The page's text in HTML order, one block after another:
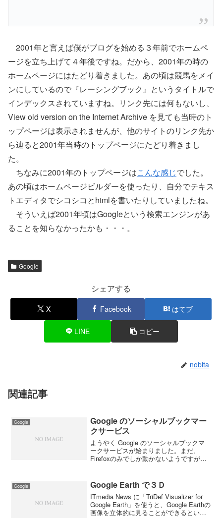
2001年と言えば僕がブログを始める３年前でホームペ
ージを立ち上げて４年後ですね。だから、2001年の時の
ホームページにはたどり着きました。あの頃は競馬をメイ
ンにしているので『レーシングブック』というタイトルで
インデックスされていますね。リンク先には何もないし、
View old version on the Internet Archive を見ても当時のト
ップページは表示されませんが、他のサイトのリンク先か
ら辿ると2001年当時のトップページにたどり着きまし
た。
ちなみに2001年のトップページはこんな感じでした。
あの頃はホームページビルダーを使ったり、自分でテキス
トエディタでシコシコとhtmlを書いたりしていましたね。
そういえば2001年頃はGoogleという検索エンジンがあ
ることを知らなかったかも・・・。
Google
シェアする
X Facebook はてブ
LINE コピー
nobita
関連記事
Google
Google のソーシャルブックマー
クサービス
ようやく Google のソーシャルブックマ
ークサービスが始まりました。まだ、
Firefoxのみでしか動かないようですがと
ん。正式の日本語対応になるのはまだ先
ですね。 ...
Google Google Earth で３Ｄ
ITmedia News に「TriDef Visualizer for
Google Earth」を使うと、Google Earthの
画像を立体的に見ることができるとい